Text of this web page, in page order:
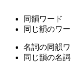
同韻ワード
同じ韻のワ
名詞の同韻
同じ韻の名